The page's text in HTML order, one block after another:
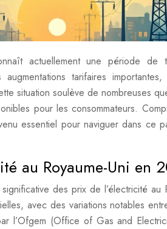
actuellement une période de
tarifaires
situation soulève de nombreuses
pour les consommateurs.
essentiel pour naviguer dans ce
au Royaume-Uni en
des prix de l’électricité au
avec des variations notables
l’Ofgem (Office of Gas and